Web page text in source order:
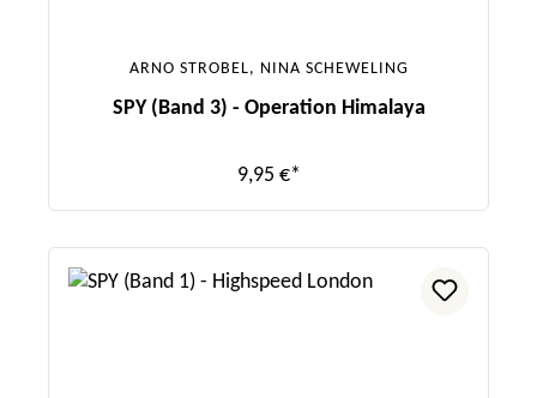
ARNO STROBEL, NINA SCHEWELING
SPY (Band 3) - Operation Himalaya
9,95 €*